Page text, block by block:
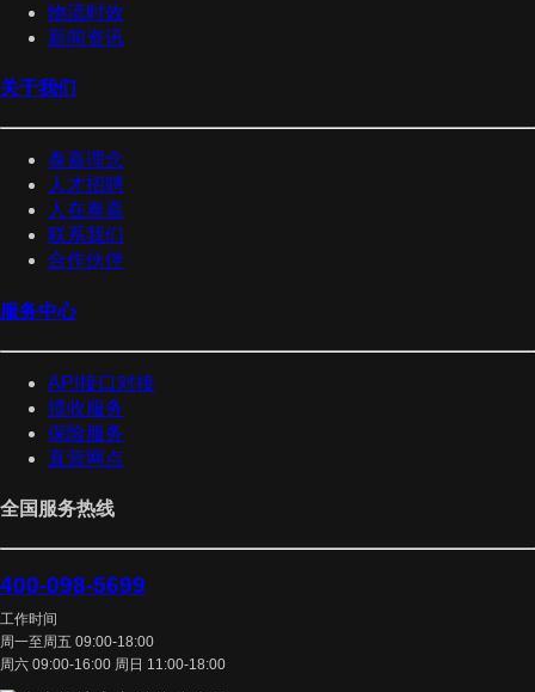
物流时效
新闻资讯
关于我们
泰嘉理念
人才招聘
人在泰嘉
联系我们
合作伙伴
服务中心
API接口对接
揽收服务
保险服务
直营网点
全国服务热线
400-098-5699
工作时间
周一至周五 09:00-18:00
周六 09:00-16:00 周日 11:00-18:00